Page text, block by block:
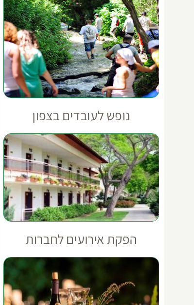
נופש לעובדים בצפון
הפקת אירועים לחברות